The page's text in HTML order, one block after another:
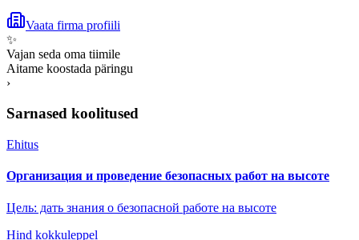
Vaata firma profiili
✨
Vajan seda oma tiimile
Aitame koostada päringu
›
Sarnased koolitused
Ehitus
Организация и проведение безопасных работ на высоте
Цель: дать знания о безопасной работе на высоте
Hind kokkuleppel